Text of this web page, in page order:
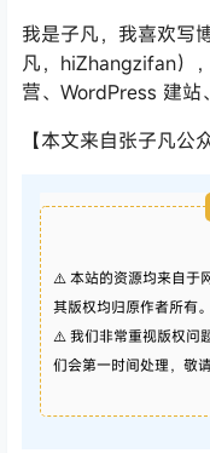
我是子凡，我喜欢写
凡，hiZhangzifan）
营、WordPress 建站
【本文来自张子凡公
⚠️ 本站的资源均来自于
其版权均归原作者所有。
⚠️ 我们非常重视版权问
们会第一时间处理，敬请